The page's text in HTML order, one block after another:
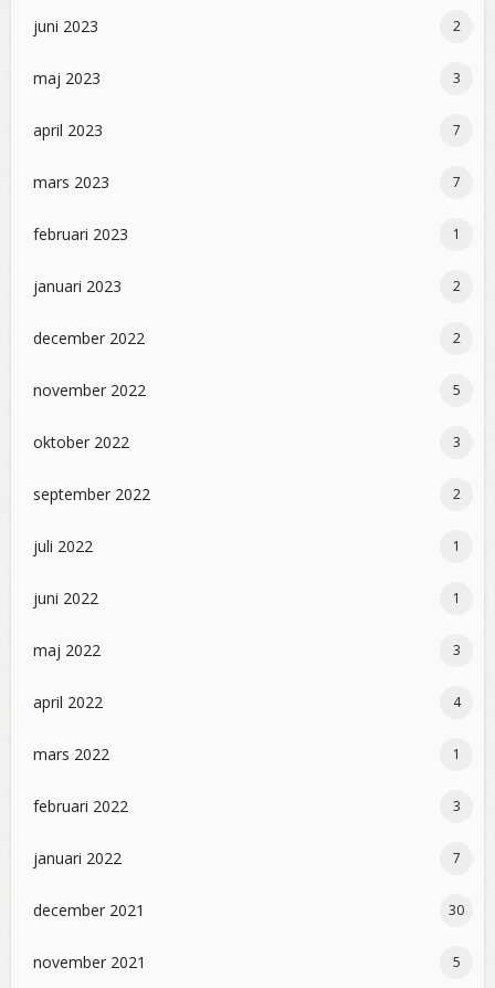
juni 2023 2
maj 2023 3
april 2023 7
mars 2023 7
februari 2023 1
januari 2023 2
december 2022 2
november 2022 5
oktober 2022 3
september 2022 2
juli 2022 1
juni 2022 1
maj 2022 3
april 2022 4
mars 2022 1
februari 2022 3
januari 2022 7
december 2021 30
november 2021 5